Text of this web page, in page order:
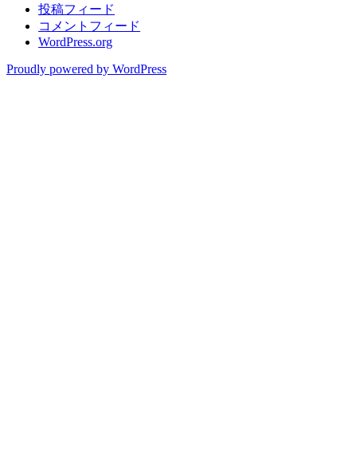
投稿フィード
コメントフィード
WordPress.org
Proudly powered by WordPress